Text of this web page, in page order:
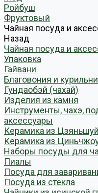
Ройбуш
Фруктовый
Чайная посуда и
Назад
Чайная посуда и
Упаковка
Гайвани
Благовония и
Гундаобэй (чахай)
Изделия из камня
Инструменты, чахэ,
аксессуары
Керамика из
Керамика из
Наборы посуды для
Пиалы
Посуда для
Посуда из стекла